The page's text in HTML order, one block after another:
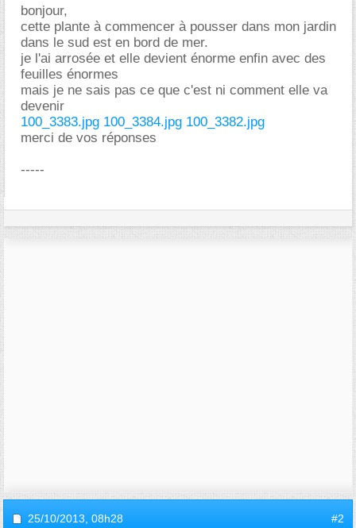
bonjour,
cette plante à commencer à pousser dans mon jardin
dans le sud est en bord de mer.
je l'ai arrosée et elle devient énorme enfin avec des
feuilles énormes
mais je ne sais pas ce que c'est ni comment elle va
devenir
100_3383.jpg 100_3384.jpg 100_3382.jpg
merci de vos réponses
-----
25/10/2013, 08h28 #2